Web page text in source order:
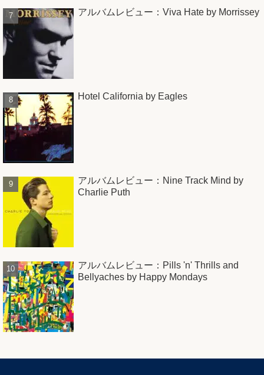
アルバムレビュー：Viva Hate by Morrissey
Hotel California by Eagles
アルバムレビュー：Nine Track Mind by
Charlie Puth
アルバムレビュー：Pills 'n' Thrills and
Bellyaches by Happy Mondays